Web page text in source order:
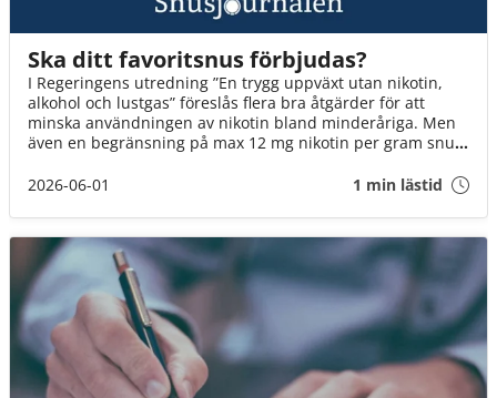
Ska ditt favoritsnus förbjudas?
I Regeringens utredning ”En trygg uppväxt utan nikotin,
alkohol och lustgas” föreslås flera bra åtgärder för att
minska användningen av nikotin bland minderåriga. Men
även en begränsning på max 12 mg nikotin per gram snus
mycket hårt slag mot Sveriges snusare. Om inte
kommer 3 av 4 av oss att drabbas.
2026-06-01 1 min lästid